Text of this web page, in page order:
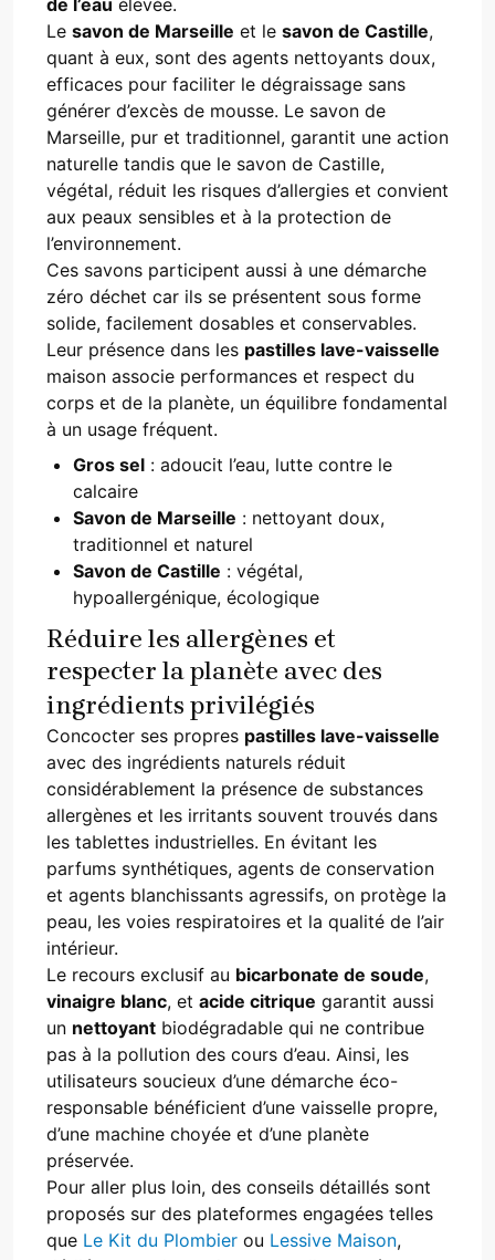
de l’eau élevée.
Le savon de Marseille et le savon de Castille,
quant à eux, sont des agents nettoyants doux,
efficaces pour faciliter le dégraissage sans
générer d’excès de mousse. Le savon de
Marseille, pur et traditionnel, garantit une action
naturelle tandis que le savon de Castille,
végétal, réduit les risques d’allergies et convient
aux peaux sensibles et à la protection de
l’environnement.
Ces savons participent aussi à une démarche
zéro déchet car ils se présentent sous forme
solide, facilement dosables et conservables.
Leur présence dans les pastilles lave-vaisselle
maison associe performances et respect du
corps et de la planète, un équilibre fondamental
à un usage fréquent.
Gros sel : adoucit l’eau, lutte contre le
calcaire
Savon de Marseille : nettoyant doux,
traditionnel et naturel
Savon de Castille : végétal,
hypoallergénique, écologique
Réduire les allergènes et
respecter la planète avec des
ingrédients privilégiés
Concocter ses propres pastilles lave-vaisselle
avec des ingrédients naturels réduit
considérablement la présence de substances
allergènes et les irritants souvent trouvés dans
les tablettes industrielles. En évitant les
parfums synthétiques, agents de conservation
et agents blanchissants agressifs, on protège la
peau, les voies respiratoires et la qualité de l’air
intérieur.
Le recours exclusif au bicarbonate de soude,
vinaigre blanc, et acide citrique garantit aussi
un nettoyant biodégradable qui ne contribue
pas à la pollution des cours d’eau. Ainsi, les
utilisateurs soucieux d’une démarche éco-
responsable bénéficient d’une vaisselle propre,
d’une machine choyée et d’une planète
préservée.
Pour aller plus loin, des conseils détaillés sont
proposés sur des plateformes engagées telles
que Le Kit du Plombier ou Lessive Maison,